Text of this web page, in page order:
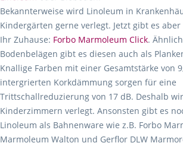
Bekannterweise wird Linoleum in
Kindergärten gerne verlegt. Jetzt gibt es
Ihr Zuhause: Forbo Marmoleum Click.
Bodenbelägen gibt es diesen auch als
Knallige Farben mit einer Gesamtstärke von
intergrierten Korkdämmung sorgen für eine
Trittschallreduzierung von 17 dB. Deshalb
Kinderzimmern verlegt. Ansonsten gibt es
Linoleum als Bahnenware wie z.B. Forbo
Marmoleum Walton und Gerflor DLW